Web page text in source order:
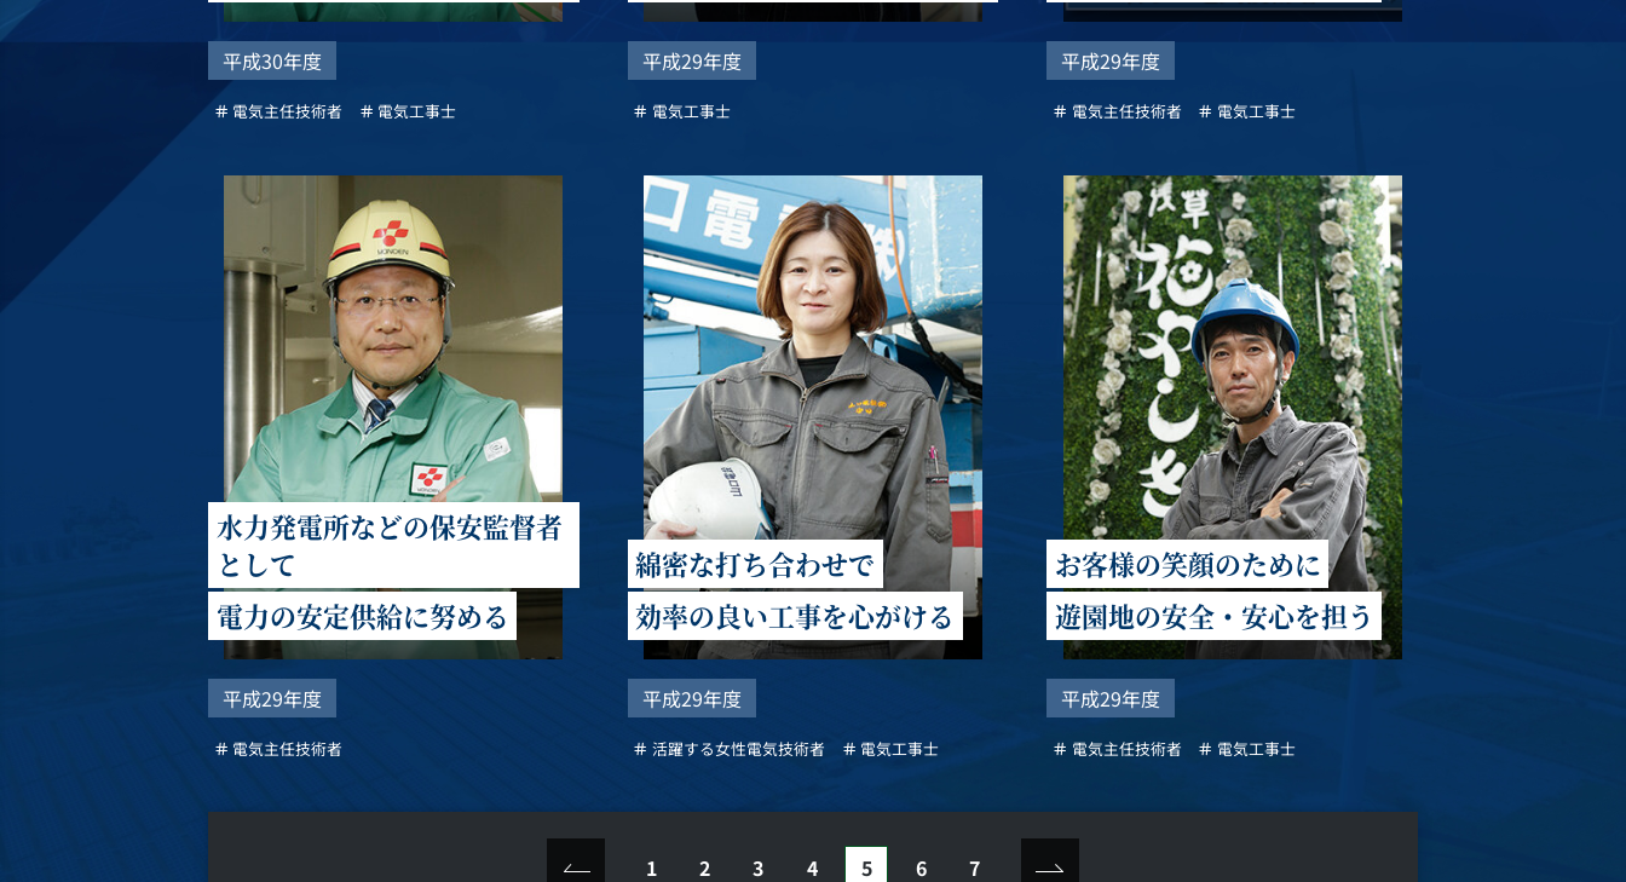
平成30年度
電気主任技術者 電気工事士
平成29年度
電気工事士
平成29年度
電気主任技術者 電気工事士
水力発電所などの保安監督者
として
電力の安定供給に努める
平成29年度
電気主任技術者
綿密な打ち合わせで
効率の良い工事を心がける
平成29年度
活躍する女性電気技術者 電気工事士
お客様の笑顔のために
遊園地の安全・安心を担う
平成29年度
電気主任技術者 電気工事士
1 2 3 4 5 6 7